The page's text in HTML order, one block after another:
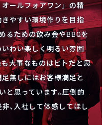
ールフォアワン」の精
やすい環境作りを目指
るための飲み会やBBQを
わい楽しく明るい雰囲
大事なものはヒトだと思
無しにはお客様満足と
と思っています｡圧倒的
､入社して体感してほし